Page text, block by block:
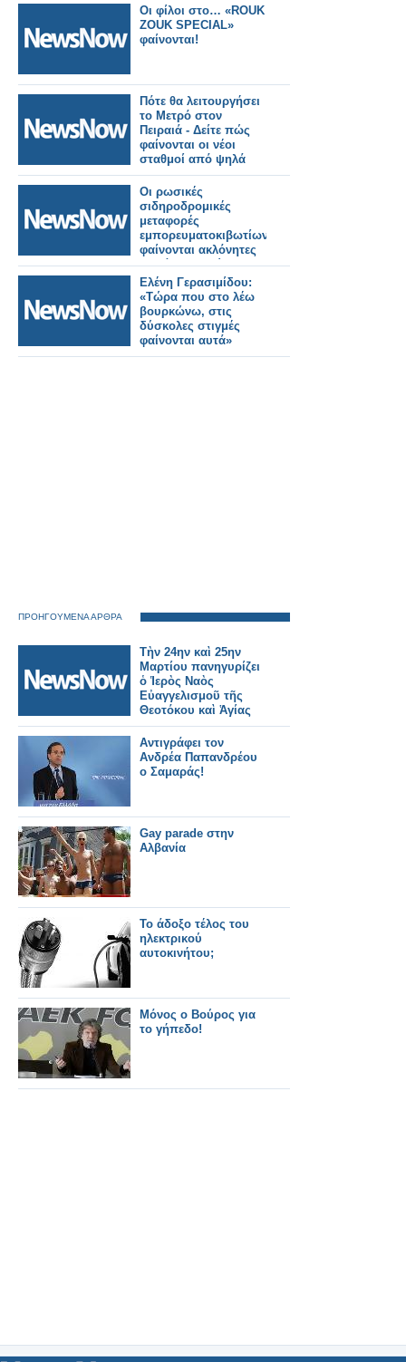
Οι φίλοι στο… «ROUK
ZOUK SPECIAL»
φαίνονται!
Πότε θα λειτουργήσει
το Μετρό στον
Πειραιά - Δείτε πώς
φαίνονται οι νέοι
σταθμοί από ψηλά
Οι ρωσικές
σιδηροδρομικές
μεταφορές
εμπορευματοκιβωτίων
φαίνονται ακλόνητες
παρά τις κυρώσεις
Ελένη Γερασιμίδου:
«Τώρα που στο λέω
βουρκώνω, στις
δύσκολες στιγμές
φαίνονται αυτά»
ΠΡΟΗΓΟΥΜΕΝΑ ΑΡΘΡΑ
Τὴν 24ην καὶ 25ην
Μαρτίου πανηγυρίζει
ὁ Ἱερὸς Ναὸς
Εὐαγγελισμοῦ τῆς
Θεοτόκου καὶ Ἁγίας
Φωτεινῆς Ὑμηττοῦ.
Αντιγράφει τον
Ανδρέα Παπανδρέου
ο Σαμαράς!
Gay parade στην
Αλβανία
Το άδοξο τέλος του
ηλεκτρικού
αυτοκινήτου;
Μόνος ο Βούρος για
το γήπεδο!